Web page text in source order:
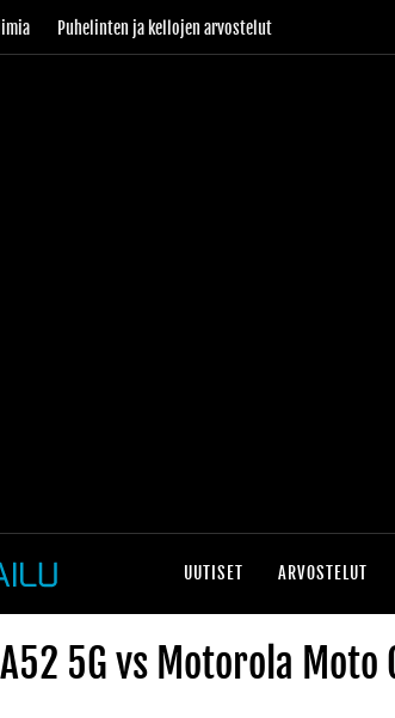
Puhelinten ja kellojen arvostelut
UUTISET ARVOSTELUT
5G vs Motorola